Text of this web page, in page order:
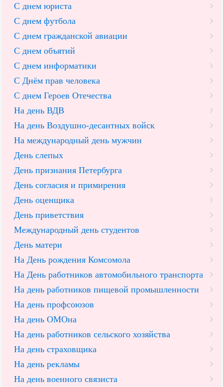
С днем юриста
С днем футбола
С днем гражданской авиации
С днем объятий
С днем информатики
С Днём прав человека
С днем Героев Отечества
На день ВДВ
На день Воздушно-десантных войск
На международный день мужчин
День слепых
День признания Петербурга
День согласия и примирения
День оценщика
День приветствия
Международный день студентов
День матери
На День рождения Комсомола
На День работников автомобильного транспорта
На день работников пищевой промышленности
На день профсоюзов
На день ОМОна
На день работников сельского хозяйства
На день страховщика
На день рекламы
На день военного связиста